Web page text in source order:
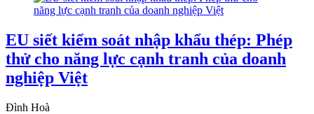
EU siết kiểm soát nhập khẩu thép: Phép
thử cho năng lực cạnh tranh của doanh
nghiệp Việt
Đình Hoà